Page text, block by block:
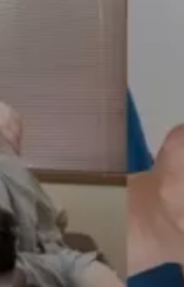
れ｜起
鍼灸